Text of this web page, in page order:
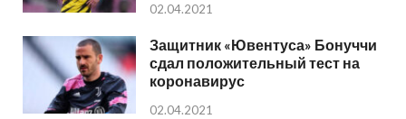
02.04.2021
Защитник «Ювентуса» Бонуччи
сдал положительный тест на
коронавирус
02.04.2021